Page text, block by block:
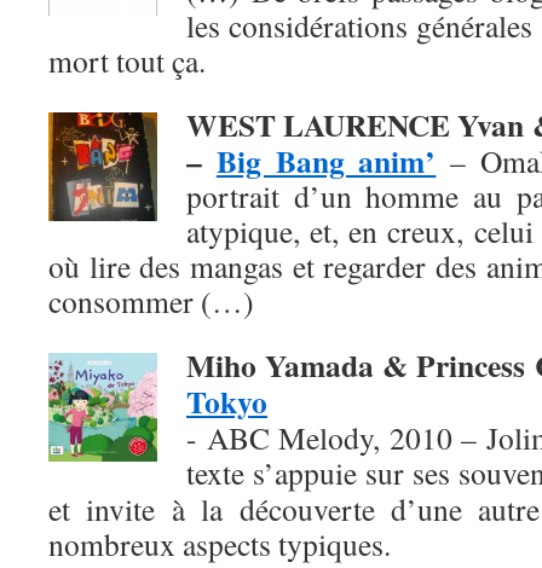
les considérations
mort tout ça.
WEST LAURENCE Yvan
– Big Bang anim’ –
portrait d’un homme au
atypique, et, en creux,
où lire des mangas et regarder des
consommer (…)
Miho Yamada & Princess
Tokyo
- ABC Melody, 2010 –
texte s’appuie sur ses
et invite à la découverte d’une
nombreux aspects typiques.